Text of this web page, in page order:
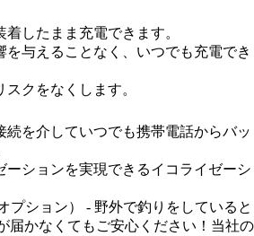
したまま充電できます。
を与えることなく、いつでも充電でき
クをなくします。
続を介していつでも携帯電話からバッ
ーションを実現できるイコライゼーシ
プション） - 野外で釣りをしていると
届かなくてもご安心ください！当社の